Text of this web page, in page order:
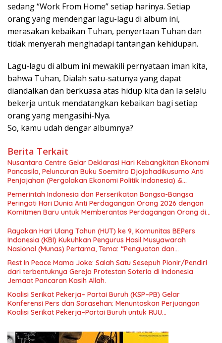
sedang “Work From Home” setiap harinya. Setiap
orang yang mendengar lagu-lagu di album ini,
merasakan kebaikan Tuhan, penyertaan Tuhan dan
tidak menyerah menghadapi tantangan kehidupan.
Lagu-lagu di album ini mewakili pernyataan iman kita,
bahwa Tuhan, Dialah satu-satunya yang dapat
diandalkan dan berkuasa atas hidup kita dan Ia selalu
bekerja untuk mendatangkan kebaikan bagi setiap
orang yang mengasihi-Nya.
So, kamu udah dengar albumnya?
Berita Terkait
Nusantara Centre Gelar Deklarasi Hari Kebangkitan Ekonomi
Pancasila, Peluncuran Buku Soemitro Djojohadikusumo Anti
Penjajahan (Pergolakan Ekonomi Politik Indonesia) &
Simposium Nasional “Urgensi Undang-Undang Perekonomian
Nasional dan Kesejahteraan Sosial dalam Menata Bangsa
Menuju Indonesia Emas 2045”,
Pemerintah Indonesia dan Perserikatan Bangsa-Bangsa
Peringati Hari Dunia Anti Perdagangan Orang 2026 dengan
Komitmen Baru untuk Memberantas Perdagangan Orang di
Rayakan Hari Ulang Tahun (HUT) ke 9, Komunitas BEPers
Indonesia (KBI) Kukuhkan Pengurus Hasil Musyawarah
Nasional (Munas) Pertama, Tema: “Penguatan dan
Pengembangan Organisasi KBI yang Berbasis Riset di seluruh
Indonesia dan Mancanegara”.
Rest In Peace Mama Joke: Salah Satu Sesepuh Pionir/Pendiri
dari terbentuknya Gereja Protestan Soteria di Indonesia
Jemaat Pancaran Kasih Allah.
Koalisi Serikat Pekerja– Partai Buruh (KSP–PB) Gelar
Konferensi Pers dan Sarasehan: Menuntaskan Perjuangan
Koalisi Serikat Pekerja–Partai Buruh untuk RUU